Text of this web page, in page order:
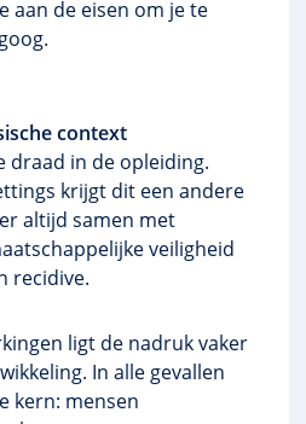
aan de eisen om je te
context
draad in de opleiding.
krijgt dit een andere
altijd samen met
veiligheid
recidive.
ligt de nadruk vaker
In alle gevallen
kern: mensen